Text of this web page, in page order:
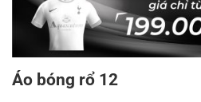
Áo bóng rổ 12